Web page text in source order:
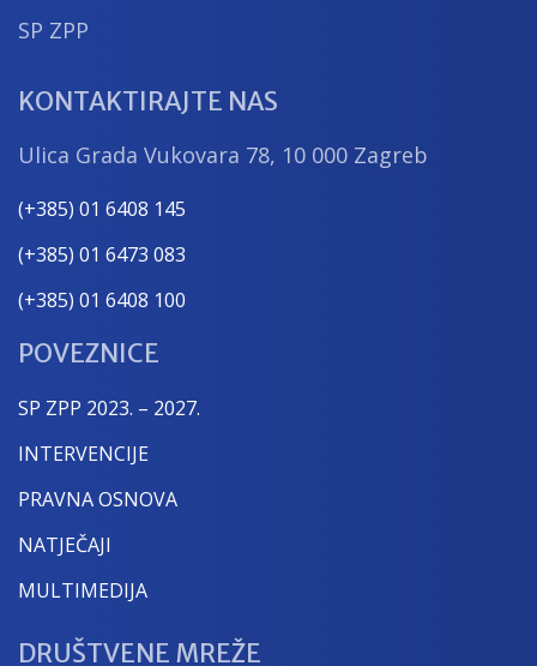
SP ZPP
KONTAKTIRAJTE NAS
Ulica Grada Vukovara 78, 10 000 Zagreb
(+385) 01 6408 145
(+385) 01 6473 083
(+385) 01 6408 100
POVEZNICE
SP ZPP 2023. – 2027.
INTERVENCIJE
PRAVNA OSNOVA
NATJEČAJI
MULTIMEDIJA
DRUŠTVENE MREŽE